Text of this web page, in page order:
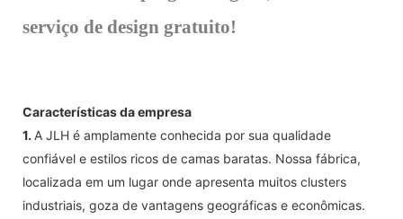
serviço de design gratuito!
Características da empresa
1. A JLH é amplamente conhecida por sua qualidade
confiável e estilos ricos de camas baratas. Nossa fábrica,
localizada em um lugar onde apresenta muitos clusters
industriais, goza de vantagens geográficas e econômicas.